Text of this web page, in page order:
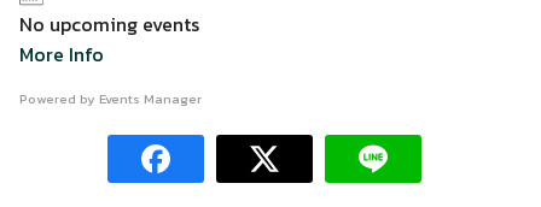
No upcoming events
More Info
Powered by Events Manager